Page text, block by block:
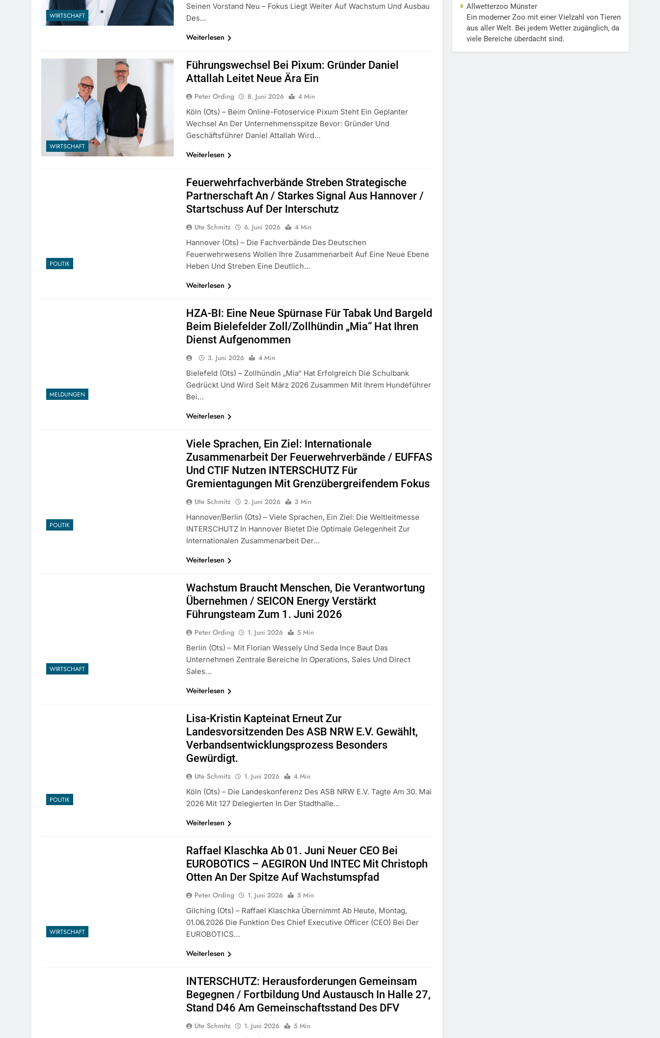
WIRTSCHAFT
Seinen Vorstand Neu – Fokus Liegt Weiter Auf Wachstum Und Ausbau
Des…
Weiterlesen
WIRTSCHAFT
Führungswechsel Bei Pixum: Gründer Daniel
Attallah Leitet Neue Ära Ein
Peter Ording 8. Juni 2026
4 Min
Köln (ots) – Beim Online-Fotoservice Pixum Steht Ein Geplanter
Wechsel An Der Unternehmensspitze Bevor: Gründer Und
Geschäftsführer Daniel Attallah Wird…
Weiterlesen
POLITIK
Feuerwehrfachverbände Streben Strategische
Partnerschaft An / Starkes Signal Aus Hannover /
Startschuss Auf Der Interschutz
Ute Schmitz 6. Juni 2026
4 Min
Hannover (ots) – Die Fachverbände Des Deutschen
Feuerwehrwesens Wollen Ihre Zusammenarbeit Auf Eine Neue Ebene
Heben Und Streben Eine Deutlich…
Weiterlesen
MELDUNGEN
HZA-BI: Eine Neue Spürnase Für Tabak Und Bargeld
Beim Bielefelder Zoll/Zollhündin „Mia“ Hat Ihren
Dienst Aufgenommen
3. Juni 2026
4 Min
Bielefeld (ots) – Zollhündin „Mia“ Hat Erfolgreich Die Schulbank
Gedrückt Und Wird Seit März 2026 Zusammen Mit Ihrem Hundeführer
Bei…
Weiterlesen
POLITIK
Viele Sprachen, Ein Ziel: Internationale
Zusammenarbeit Der Feuerwehrverbände / EUFFAS
Und CTIF Nutzen INTERSCHUTZ Für
Gremientagungen Mit Grenzübergreifendem Fokus
Ute Schmitz 2. Juni 2026
3 Min
Hannover/Berlin (ots) – Viele Sprachen, Ein Ziel: Die Weltleitmesse
INTERSCHUTZ In Hannover Bietet Die Optimale Gelegenheit Zur
Internationalen Zusammenarbeit Der…
Weiterlesen
WIRTSCHAFT
Wachstum Braucht Menschen, Die Verantwortung
Übernehmen / SEICON Energy Verstärkt
Führungsteam Zum 1. Juni 2026
Peter Ording 1. Juni 2026
5 Min
Berlin (ots) – Mit Florian Wessely Und Seda Ince Baut Das
Unternehmen Zentrale Bereiche In Operations, Sales Und Direct
Sales…
Weiterlesen
POLITIK
Lisa-Kristin Kapteinat Erneut Zur
Landesvorsitzenden Des ASB NRW E.V. Gewählt,
Verbandsentwicklungsprozess Besonders
Gewürdigt.
Ute Schmitz 1. Juni 2026
4 Min
Köln (ots) – Die Landeskonferenz Des ASB NRW E.V. Tagte Am 30. Mai
2026 Mit 127 Delegierten In Der Stadthalle…
Weiterlesen
WIRTSCHAFT
Raffael Klaschka Ab 01. Juni Neuer CEO Bei
EUROBOTICS – AEGIRON Und INTEC Mit Christoph
Otten An Der Spitze Auf Wachstumspfad
Peter Ording 1. Juni 2026
5 Min
Gilching (ots) – Raffael Klaschka Übernimmt Ab Heute, Montag,
01.06.2026 Die Funktion Des Chief Executive Officer (CEO) Bei Der
EUROBOTICS…
Weiterlesen
INTERSCHUTZ: Herausforderungen Gemeinsam
Begegnen / Fortbildung Und Austausch In Halle 27,
Stand D46 Am Gemeinschaftsstand Des DFV
Ute Schmitz 1. Juni 2026
5 Min
Allwetterzoo Münster
Ein moderner Zoo mit einer Vielzahl von Tieren
aus aller Welt. Bei jedem Wetter zugänglich, da
viele Bereiche überdacht sind.